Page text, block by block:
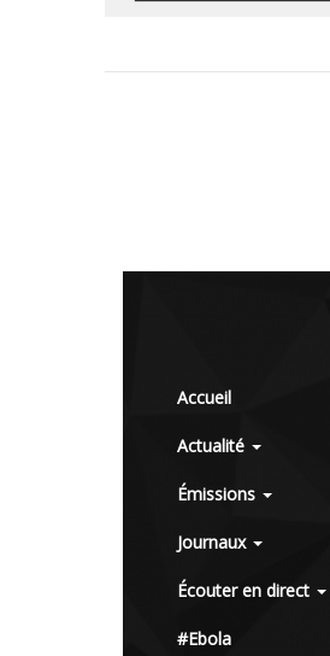
Accueil
Actualité
Émissions
Journaux
Écouter en direct
#Ebola